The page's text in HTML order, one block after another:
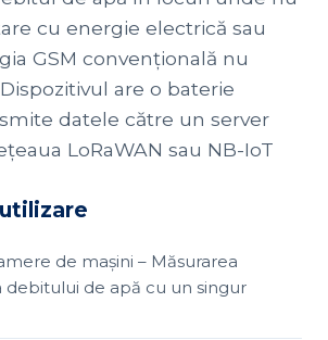
cu energie electrică sau
GSM convențională nu
are o baterie
datele către un server
LoRaWAN sau NB-IoT
de mașini – Măsurarea
debitului de apă cu un singur